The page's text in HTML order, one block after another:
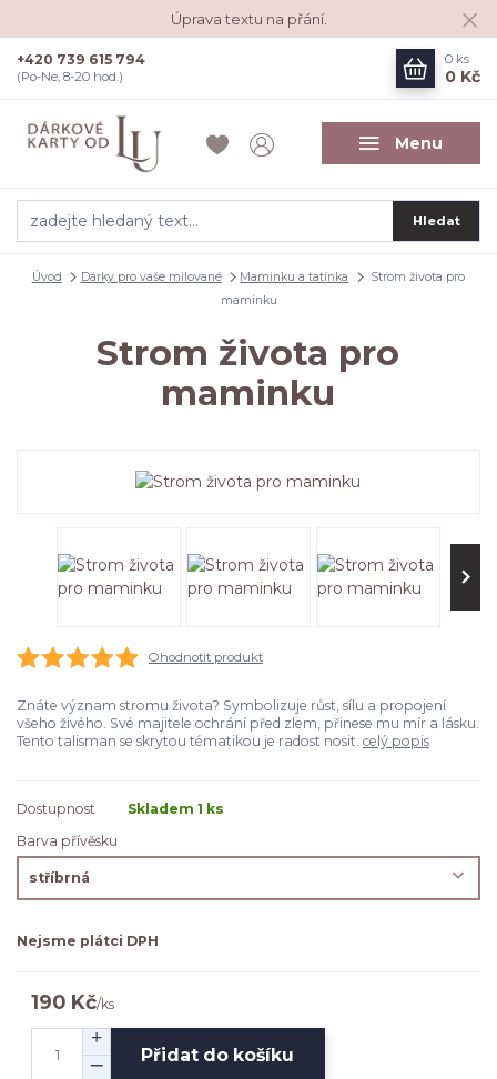
Úprava textu na přání.
Menu
Hledat
+420 739 615 794
(Po-Ne, 8-20 hod.)
0 ks
0 Kč
Úvod Dárky pro vaše milované Maminku a tatínka
Strom života pro
maminku
Strom života pro
maminku
Ohodnotit produkt
Znáte význam stromu života? Symbolizuje růst, sílu a propojení
všeho živého. Své majitele ochrání před zlem, přinese mu mír a lásku.
Tento talisman se skrytou tématikou je radost nosit. celý popis
Dostupnost
Skladem 1 ks
Barva přívěsku
Nejsme plátci DPH
190 Kč/ks
Přidat do košíku